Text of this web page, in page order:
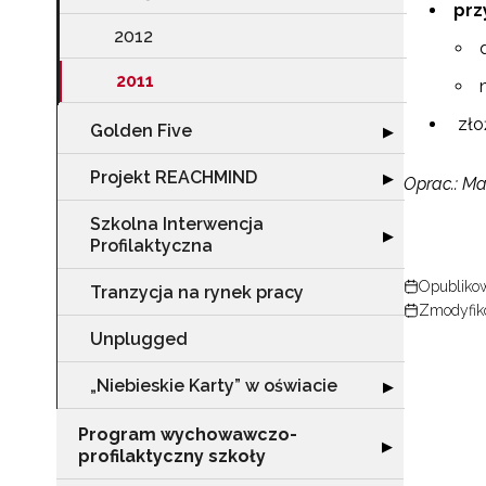
2012
2011
Golden Five Rozwiń sekcję
▶
Projekt REACHMIND Rozwiń sekcję
▶
Szkolna Interwencja
Profilaktyczna
Rozwiń sekcję
▶
Tranzycja na rynek pracy
Unplugged
„Niebieskie Karty” w oświacie Rozwiń sekcję
▶
Program wychowawczo-
profilaktyczny szkoły
Rozwiń sekcję
▶
Oprac.:
o